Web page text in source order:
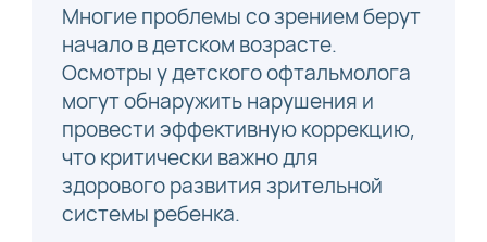
Многие проблемы со зрением берут
начало в детском возрасте.
Осмотры у детского офтальмолога
могут обнаружить нарушения и
провести эффективную коррекцию,
что критически важно для
здорового развития зрительной
системы ребенка.